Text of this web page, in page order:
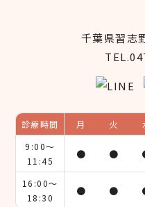
千葉県習志
診療時間 月 火
9:00～
11:45
● ●
16:00～
18:30
● ●